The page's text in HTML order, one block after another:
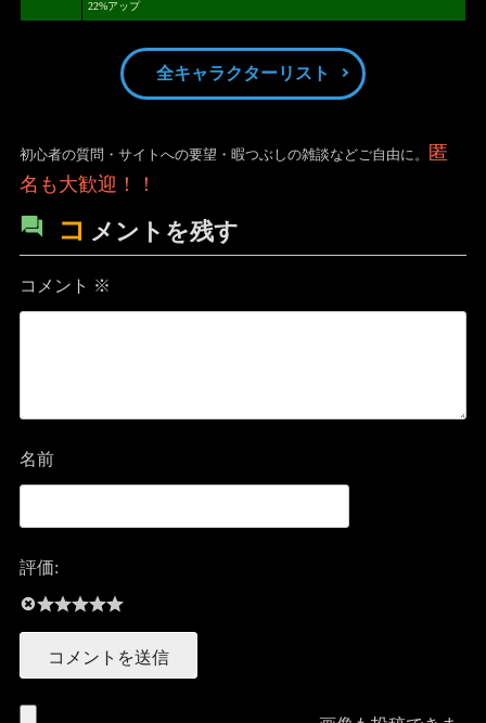
22%アップ
全キャラクターリスト
初心者の質問・サイトへの要望・暇つぶしの雑談などご自由に。
匿
名も大歓迎！！
コ メントを残す
コメント ※
名前
評価: